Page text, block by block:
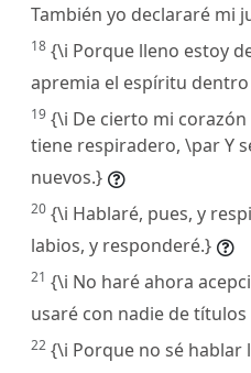
También yo declararé mi
18 {\i Porque lleno estoy
apremia el espíritu
19 {\i De cierto mi
tiene respiradero, \par Y
nuevos.}
20 {\i Hablaré, pues, y
labios, y responderé.}
21 {\i No haré ahora
usaré con nadie de
22 {\i Porque no sé hablar